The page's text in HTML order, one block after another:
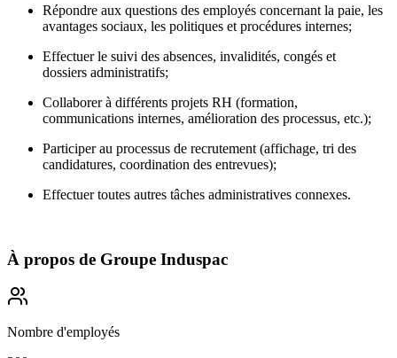
Répondre aux questions des employés concernant la paie, les
avantages sociaux, les politiques et procédures internes;
Effectuer le suivi des absences, invalidités, congés et
dossiers administratifs;
Collaborer à différents projets RH (formation,
communications internes, amélioration des processus, etc.);
Participer au processus de recrutement (affichage, tri des
candidatures, coordination des entrevues);
Effectuer toutes autres tâches administratives connexes.
À propos de Groupe Induspac
Nombre d'employés